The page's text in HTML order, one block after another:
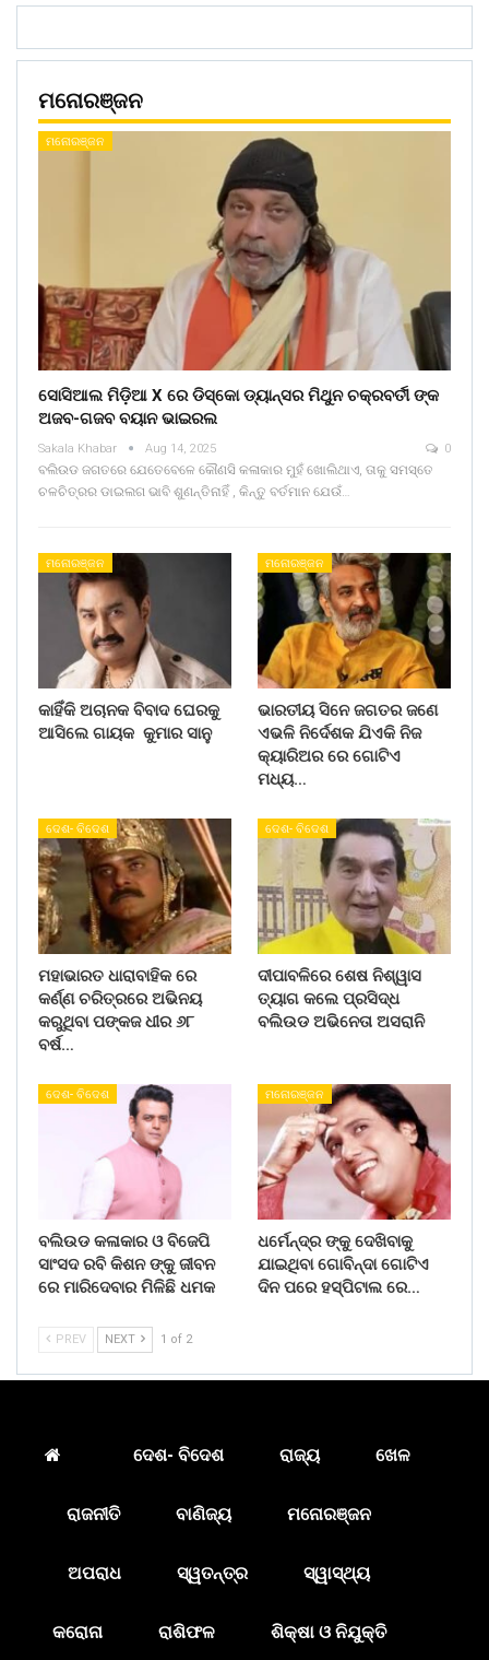
ମନୋରଞ୍ଜନ
ମନୋରଞ୍ଜନ
ସୋସିଆଲ ମିଡ଼ିଆ X ରେ ଡିସ୍କୋ ଡ୍ୟାନ୍ସର ମିଥୁନ ଚକ୍ରବର୍ତୀ ଙ୍କ
ଅଜବ-ଗଜବ ବୟାନ ଭାଇରଲ
Sakala Khabar Aug 14, 2025 0
ବଲିଉଡ ଜଗତରେ ଯେତେବେଳେ କୌଣସି କଳାକାର ମୁହଁ ଖୋଲିଥାଏ, ତାକୁ ସମସ୍ତେ
ଚଳଚିତ୍ରର ଡାଇଲଗ ଭାବି ଶୁଣନ୍ତିନାହିଁ , କିନ୍ତୁ ବର୍ତମାନ ଯେଉଁ…
ମନୋରଞ୍ଜନ
କାହିଁକି ଅଚାନକ ବିବାଦ ଘେରକୁ
ଆସିଲେ ଗାୟକ କୁମାର ସାନୁ
ମନୋରଞ୍ଜନ
ଭାରତୀୟ ସିନେ ଜଗତର ଜଣେ
ଏଭଳି ନିର୍ଦେଶକ ଯିଏକି ନିଜ
କ୍ୟାରିଅର ରେ ଗୋଟିଏ
ମଧ୍ୟ…
ଦେଶ- ବିଦେଶ
ମହାଭାରତ ଧାରାବାହିକ ରେ
କର୍ଣ୍ଣ ଚରିତ୍ରରେ ଅଭିନୟ
କରୁଥିବା ପଙ୍କଜ ଧୀର ୬୮
ବର୍ଷ…
ଦେଶ- ବିଦେଶ
ଦୀପାବଳିରେ ଶେଷ ନିଶ୍ୱାସ
ତ୍ୟାଗ କଲେ ପ୍ରସିଦ୍ଧ
ବଲିଉଡ ଅଭିନେତା ଅସରାନି
ଦେଶ- ବିଦେଶ
ବଲିଉଡ କଳାକାର ଓ ବିଜେପି
ସାଂସଦ ରବି କିଶନ ଙ୍କୁ ଜୀବନ
ରେ ମାରିଦେବାର ମିଳିଛି ଧମକ
ମନୋରଞ୍ଜନ
ଧର୍ମେନ୍ଦ୍ର ଙ୍କୁ ଦେଖିବାକୁ
ଯାଇଥିବା ଗୋବିନ୍ଦା ଗୋଟିଏ
ଦିନ ପରେ ହସ୍ପିଟାଲ ରେ…
PREV NEXT 1 of 2
ଦେଶ- ବିଦେଶ ରାଜ୍ୟ ଖେଳ
ରାଜନୀତି ବାଣିଜ୍ୟ ମନୋରଞ୍ଜନ
ଅପରାଧ ସ୍ୱତନ୍ତ୍ର ସ୍ୱାସ୍ଥ୍ୟ
କରୋନା ରାଶିଫଳ ଶିକ୍ଷା ଓ ନିଯୁକ୍ତି